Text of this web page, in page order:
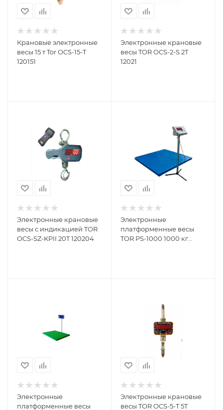
Крановые электронные
весы 15 т Tor OCS-15-T
120151
Электронные крановые
весы TOR OCS-2-S 2Т
12021
Электронные крановые
весы с индикацией TOR
OCS-SZ-KPII 20T 120204
Электронные
платформенные весы
TOR PS-1000 1000 кг
Электронные
платформенные весы
Электронные крановые
весы TOR OCS-5-T 5T